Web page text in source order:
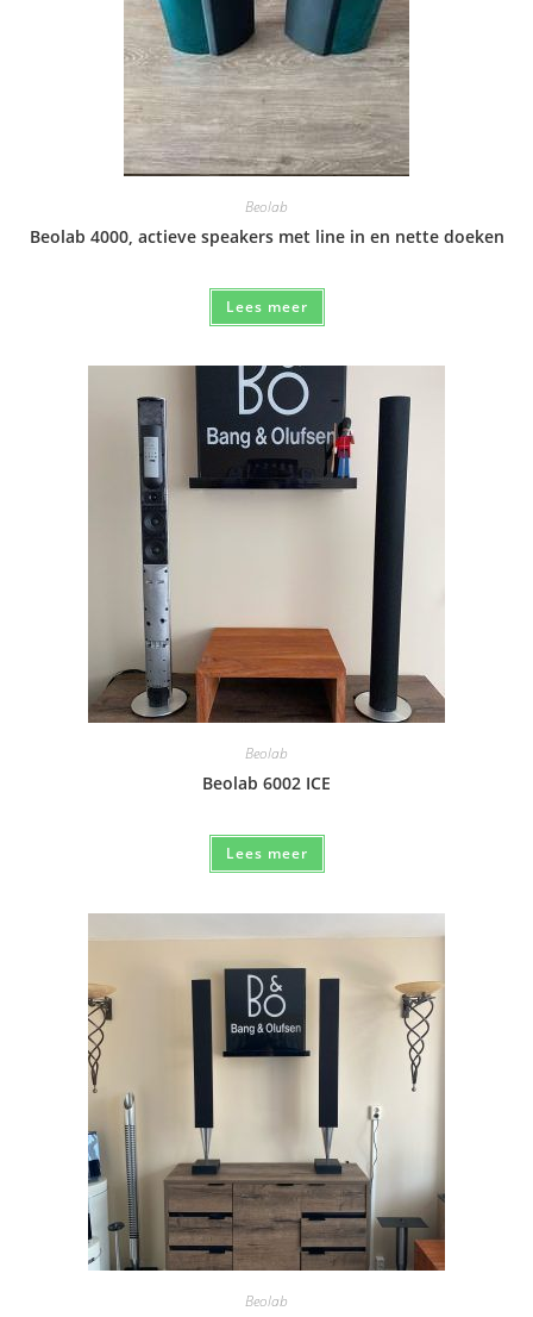
Beolab
Beolab 4000, actieve speakers met line in en nette doeken
Lees meer
Beolab
Beolab 6002 ICE
Lees meer
Beolab